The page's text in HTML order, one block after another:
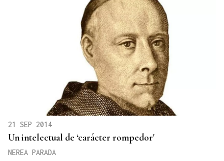
21 SEP 2014
Un intelectual de ‘carácter rompedor'
NEREA PARADA